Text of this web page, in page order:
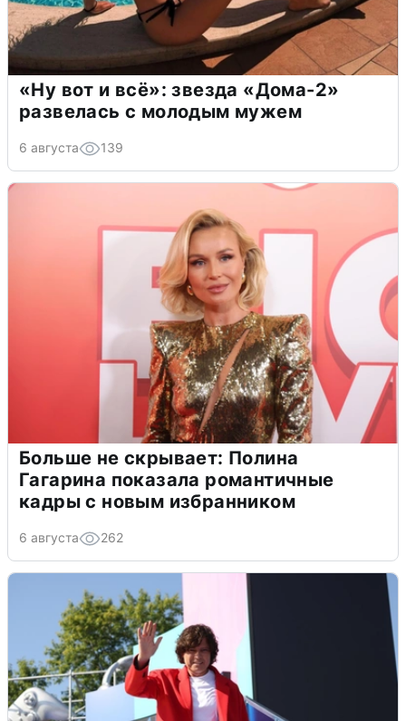
«Ну вот и всё»: звезда «Дома-2»
развелась с молодым мужем
6 августа 139
Больше не скрывает: Полина
Гагарина показала романтичные
кадры с новым избранником
6 августа 262